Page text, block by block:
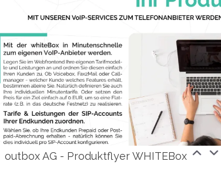
outbox AG - Produktflyer WHITEBox